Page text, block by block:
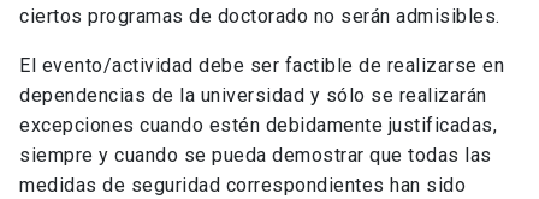
ciertos programas de doctorado no serán admisibles.
El evento/actividad debe ser factible de realizarse en
dependencias de la universidad y sólo se realizarán
excepciones cuando estén debidamente justificadas,
siempre y cuando se pueda demostrar que todas las
medidas de seguridad correspondientes han sido